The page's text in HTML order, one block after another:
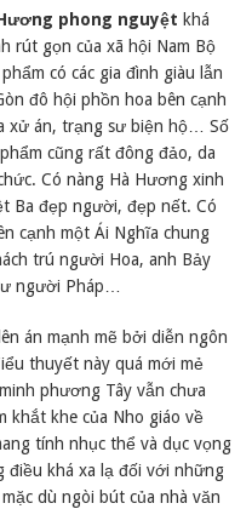
phong nguyệt khá
rút gọn của xã hội Nam Bộ
có các gia đình giàu lẫn
đô hội phồn hoa bên cạnh
xử án, trạng sư biện hộ… Số
cũng rất đông đảo, da
Có nàng Hà Hương xinh
Ba đẹp người, đẹp nết. Có
cạnh một Ái Nghĩa chung
trú người Hoa, anh Bảy
người Pháp…
án mạnh mẽ bởi diễn ngôn
thuyết này quá mới mẻ
phương Tây vẫn chưa
khắt khe của Nho giáo về
tính nhục thể và dục vọng
điều khá xa lạ đối với những
dù ngòi bút của nhà văn